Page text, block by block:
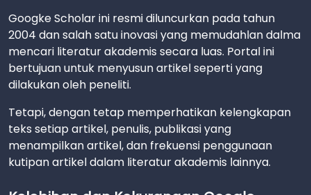
Googke Scholar ini resmi diluncurkan pada tahun
2004 dan salah satu inovasi yang memudahlan dalma
mencari literatur akademis secara luas. Portal ini
bertujuan untuk menyusun artikel seperti yang
dilakukan oleh peneliti.
Tetapi, dengan tetap memperhatikan kelengkapan
teks setiap artikel, penulis, publikasi yang
menampilkan artikel, dan frekuensi penggunaan
kutipan artikel dalam literatur akademis lainnya.